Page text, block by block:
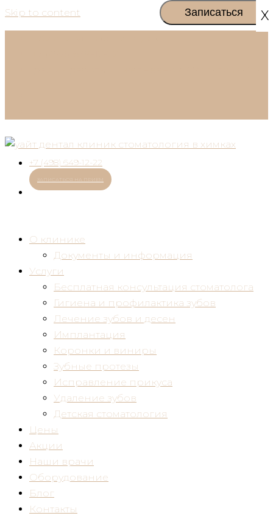
Skip to content
+7 (498) 649-12-22
ЗАПИСАТЬСЯ НА ПРИЕМ
О клинике
Документы и информация
Услуги
Бесплатная консультация стоматолога
Гигиена и профилактика зубов
Лечение зубов и десен
Имплантация
Коронки и виниры
Зубные протезы
Исправление прикуса
Удаление зубов
Детская стоматология
Цены
Акции
Наши врачи
Оборудование
Блог
Контакты
X